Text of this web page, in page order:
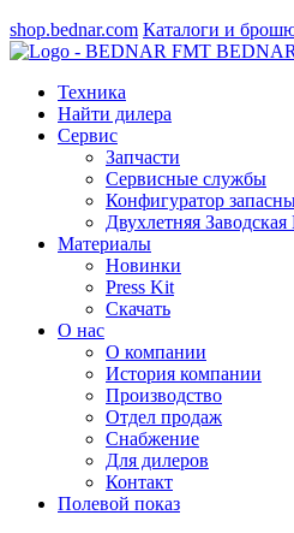
shop.bednar.com Каталоги и
Техника
Найти дилера
Сервис
Запчасти
Сервисные службы
Конфигуратор
Двухлетняя Заводская
Материалы
Новинки
Press Kit
Скачать
О нас
О компании
История компании
Производство
Отдел продаж
Cнабжение
Для дилеров
Контакт
Полевой показ